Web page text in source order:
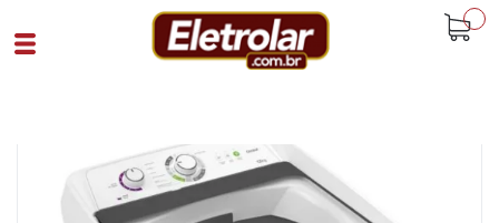
Home Eletrodomésticos Lavadoras